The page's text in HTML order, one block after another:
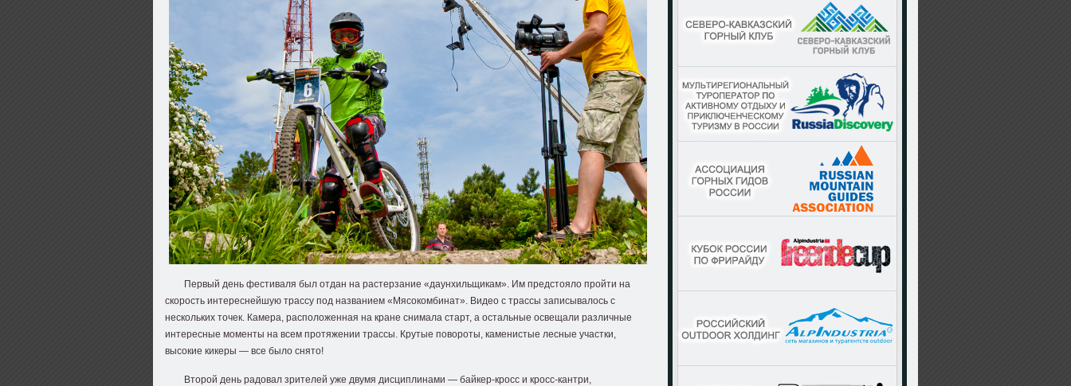
Первый день фестиваля был отдан на растерзание «даунхильщикам». Им предстояло пройти на
скорость интереснейшую трассу под названием «Мясокомбинат». Видео с трассы записывалось с
нескольких точек. Камера, расположенная на кране снимала старт, а остальные освещали различные
интересные моменты на всем протяжении трассы. Крутые повороты, каменистые лесные участки,
высокие кикеры — все было снято!
Второй день радовал зрителей уже двумя дисциплинами — байкер-кросс и кросс-кантри,